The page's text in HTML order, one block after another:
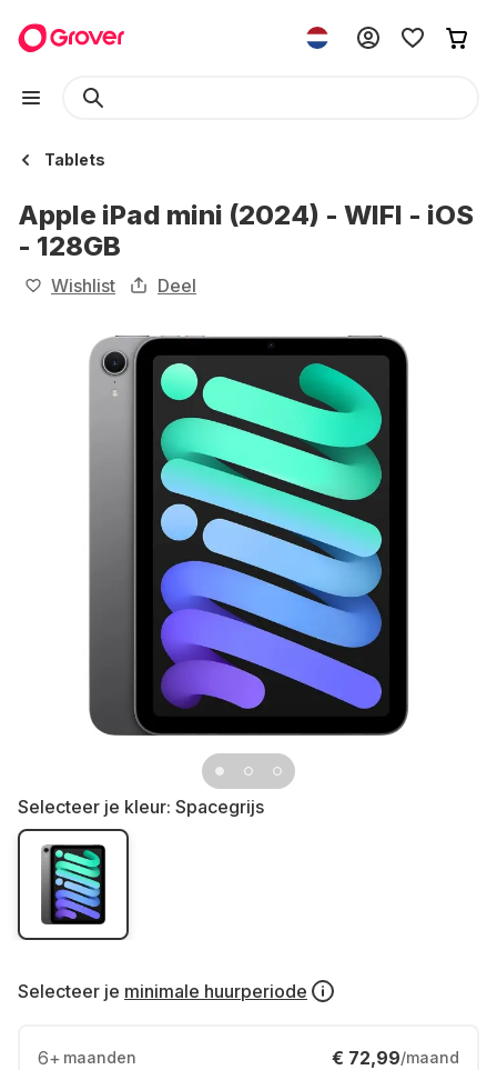
Tablets
Apple iPad mini (2024) - WIFI - iOS
- 128GB
Wishlist Deel
Selecteer je kleur: Spacegrijs
Selecteer je minimale huurperiode
6+ maanden € 72,99/maand